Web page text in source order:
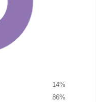
%
14
%
86